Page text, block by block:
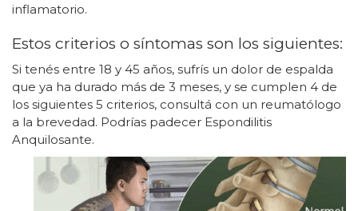
inflamatorio.
Estos criterios o síntomas son los siguientes:
Si tenés entre 18 y 45 años, sufrís un dolor de espalda
que ya ha durado más de 3 meses, y se cumplen 4 de
los siguientes 5 criterios, consultá con un reumatólogo
a la brevedad. Podrías padecer Espondilitis
Anquilosante.